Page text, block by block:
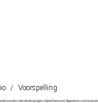
/ Voorspelling
worden met minderjarigen | Speel bewust | Algemene